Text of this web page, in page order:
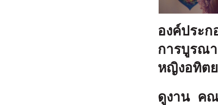
องค์ประ
การบูรณ
หญิงอทิต
ดูงาน คณ